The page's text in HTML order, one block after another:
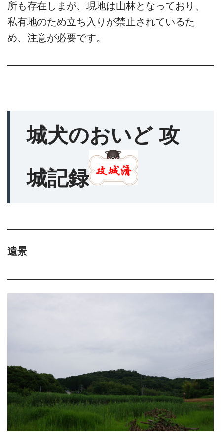
所も存在しまが、現地は山林となっており、
私有地のため立ち入りが禁止されているた
め、注意が必要です。
城犬のおいど 攻
城記録
遠景